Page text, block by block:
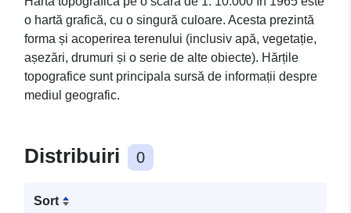
o hartă grafică, cu o singură culoare. Acesta prezintă
forma și acoperirea terenului (inclusiv apă, vegetație,
așezări, drumuri și o serie de alte obiecte). Hărțile
topografice sunt principala sursă de informații despre
mediul geografic.
Distribuiri 0
Sort